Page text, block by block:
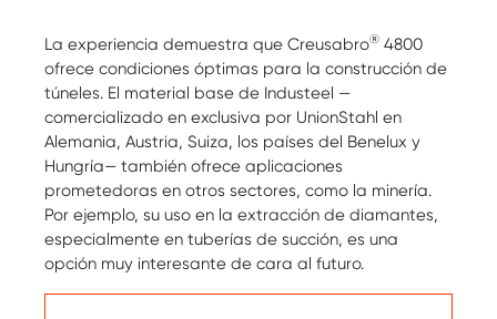
La experiencia demuestra que Creusabro® 4800
ofrece condiciones óptimas para la construcción de
túneles. El material base de Industeel —
comercializado en exclusiva por UnionStahl en
Alemania, Austria, Suiza, los países del Benelux y
Hungría— también ofrece aplicaciones
prometedoras en otros sectores, como la minería.
Por ejemplo, su uso en la extracción de diamantes,
especialmente en tuberías de succión, es una
opción muy interesante de cara al futuro.